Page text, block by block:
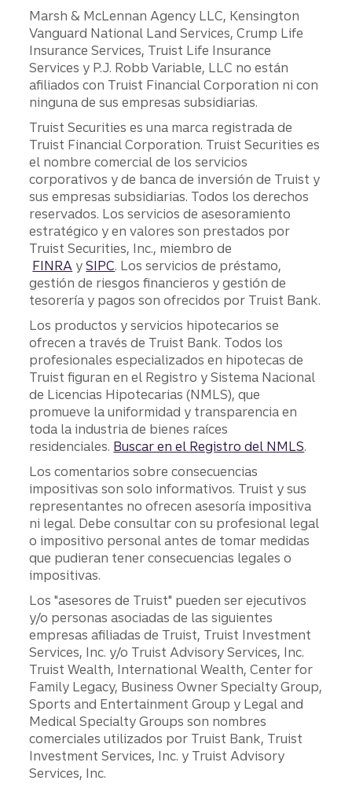
Marsh & McLennan Agency LLC, Kensington
Vanguard National Land Services, Crump Life
Insurance Services, Truist Life Insurance
Services y P.J. Robb Variable, LLC no están
afiliados con Truist Financial Corporation ni con
ninguna de sus empresas subsidiarias.
Truist Securities es una marca registrada de
Truist Financial Corporation. Truist Securities es
el nombre comercial de los servicios
corporativos y de banca de inversión de Truist y
sus empresas subsidiarias. Todos los derechos
reservados. Los servicios de asesoramiento
estratégico y en valores son prestados por
Truist Securities, Inc., miembro de
FINRA ySIPC. Los servicios de préstamo,
gestión de riesgos financieros y gestión de
tesorería y pagos son ofrecidos por Truist Bank.
Los productos y servicios hipotecarios se
ofrecen a través de Truist Bank. Todos los
profesionales especializados en hipotecas de
Truist figuran en el Registro y Sistema Nacional
de Licencias Hipotecarias (NMLS), que
promueve la uniformidad y transparencia en
toda la industria de bienes raíces
residenciales. Buscar en el Registro del NMLS.
Los comentarios sobre consecuencias
impositivas son solo informativos. Truist y sus
representantes no ofrecen asesoría impositiva
ni legal. Debe consultar con su profesional legal
o impositivo personal antes de tomar medidas
que pudieran tener consecuencias legales o
impositivas.
Los "asesores de Truist" pueden ser ejecutivos
y/o personas asociadas de las siguientes
empresas afiliadas de Truist, Truist Investment
Services, Inc. y/o Truist Advisory Services, Inc.
Truist Wealth, International Wealth, Center for
Family Legacy, Business Owner Specialty Group,
Sports and Entertainment Group y Legal and
Medical Specialty Groups son nombres
comerciales utilizados por Truist Bank, Truist
Investment Services, Inc. y Truist Advisory
Services, Inc.